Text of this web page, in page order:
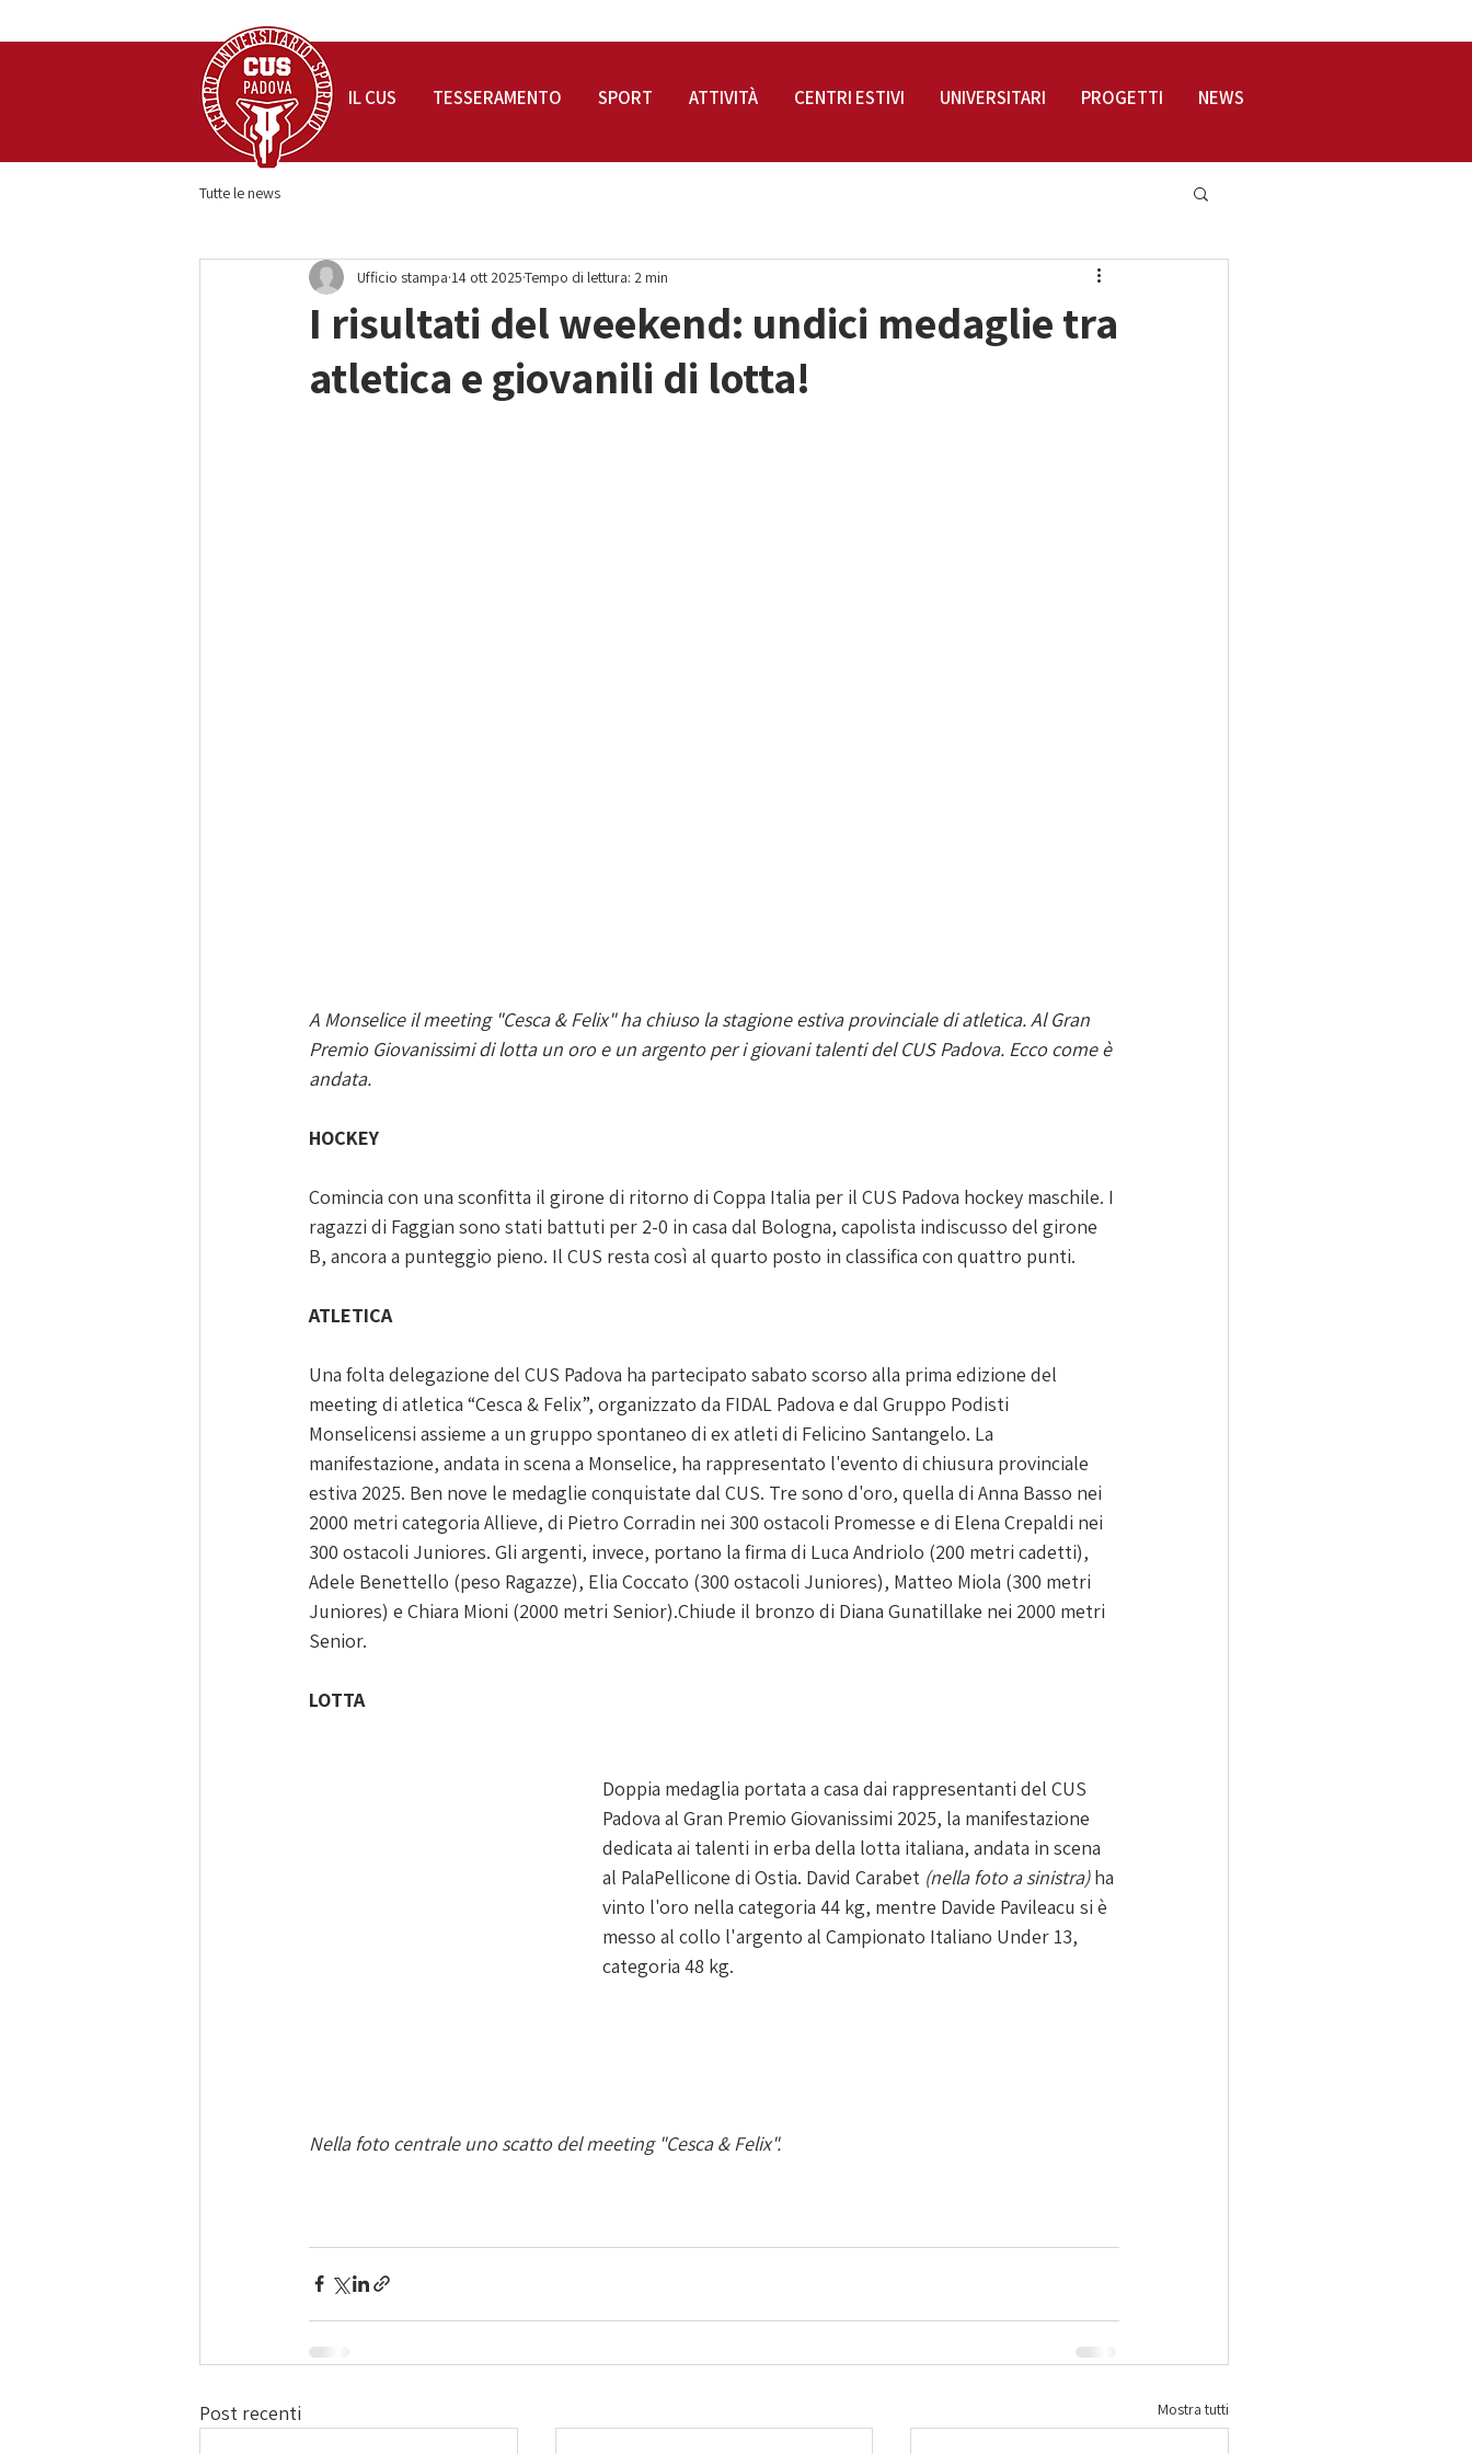
Tutte le news
I risultati del weekend: undici medaglie tra
atletica e giovanili di lotta!
Ufficio stampa 14 ott 2025Tempo di lettura: 2 min
A Monselice il meeting "Cesca & Felix" ha chiuso la stagione estiva provinciale di atletica. Al Gran
Premio Giovanissimi di lotta un oro e un argento per i giovani talenti del CUS Padova. Ecco come è
andata.
HOCKEY
Comincia con una sconfitta il girone di ritorno di Coppa Italia per il CUS Padova hockey maschile. I
ragazzi di Faggian sono stati battuti per 2-0 in casa dal Bologna, capolista indiscusso del girone
B, ancora a punteggio pieno. Il CUS resta così al quarto posto in classifica con quattro punti.
ATLETICA
Una folta delegazione del CUS Padova ha partecipato sabato scorso alla prima edizione del
meeting di atletica “Cesca & Felix”, organizzato da FIDAL Padova e dal Gruppo Podisti
Monselicensi assieme a un gruppo spontaneo di ex atleti di Felicino Santangelo. La
manifestazione, andata in scena a Monselice, ha rappresentato l'evento di chiusura provinciale
estiva 2025. Ben nove le medaglie conquistate dal CUS. Tre sono d'oro, quella di Anna Basso nei
2000 metri categoria Allieve, di Pietro Corradin nei 300 ostacoli Promesse e di Elena Crepaldi nei
300 ostacoli Juniores. Gli argenti, invece, portano la firma di Luca Andriolo (200 metri cadetti),
Adele Benettello (peso Ragazze), Elia Coccato (300 ostacoli Juniores), Matteo Miola (300 metri
Juniores) e Chiara Mioni (2000 metri Senior).Chiude il bronzo di Diana Gunatillake nei 2000 metri
Senior.
LOTTA
Doppia medaglia portata a casa dai rappresentanti del CUS
Padova al Gran Premio Giovanissimi 2025, la manifestazione
dedicata ai talenti in erba della lotta italiana, andata in scena
al PalaPellicone di Ostia. David Carabet (nella foto a sinistra) ha
vinto l'oro nella categoria 44 kg, mentre Davide Pavileacu si è
messo al collo l'argento al Campionato Italiano Under 13,
categoria 48 kg.
Nella foto centrale uno scatto del meeting "Cesca & Felix".
Post recenti Mostra tutti
IL CUS TESSERAMENTO SPORT ATTIVITÀ CENTRI ESTIVI UNIVERSITARI PROGETTI NEWS